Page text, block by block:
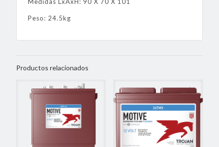
Peso: 24.5kg
Productos relacionados